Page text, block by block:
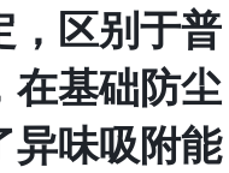
，区别于普
在基础防尘
异味吸附能